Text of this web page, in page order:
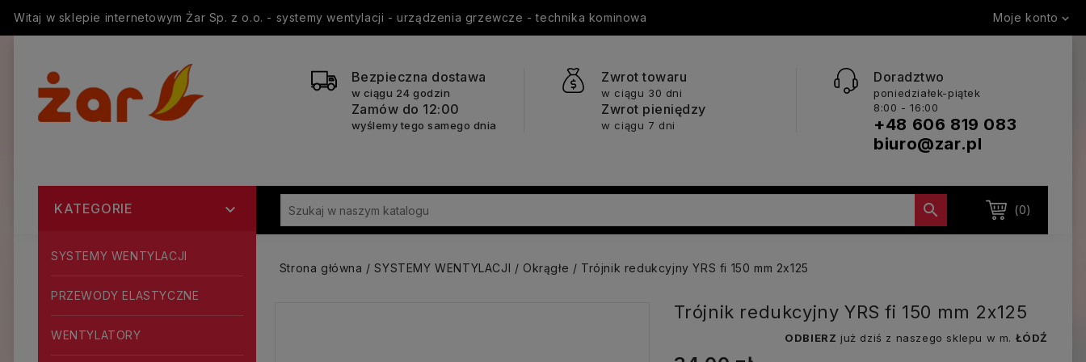
Witaj w sklepie internetowym Żar Sp. z o.o. - systemy wentylacji - urządzenia grzewcze - technika kominowa Moje konto 
Bezpieczna dostawa
w ciągu 24 godzin
Zamów do 12:00
wyślemy tego samego dnia
Zwrot towaru
w ciągu 30 dni
Zwrot pieniędzy
w ciągu 7 dni
Doradztwo
poniedziałek-piątek
8:00 - 16:00
+48 606 819 083
biuro@zar.pl
(0)

KATEGORIE 
SYSTEMY WENTYLACJI
PRZEWODY ELASTYCZNE
WENTYLATORY
Strona główna SYSTEMY WENTYLACJI Okrągłe Trójnik redukcyjny YRS fi 150 mm 2x125
Trójnik redukcyjny YRS fi 150 mm 2x125
ODBIERZ już dziś z naszego sklepu w m. ŁÓDŹ